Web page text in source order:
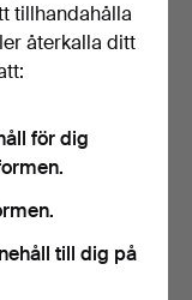
Teak & ek,
tal.
tillhandahålla
återkalla ditt
för dig
till dig på